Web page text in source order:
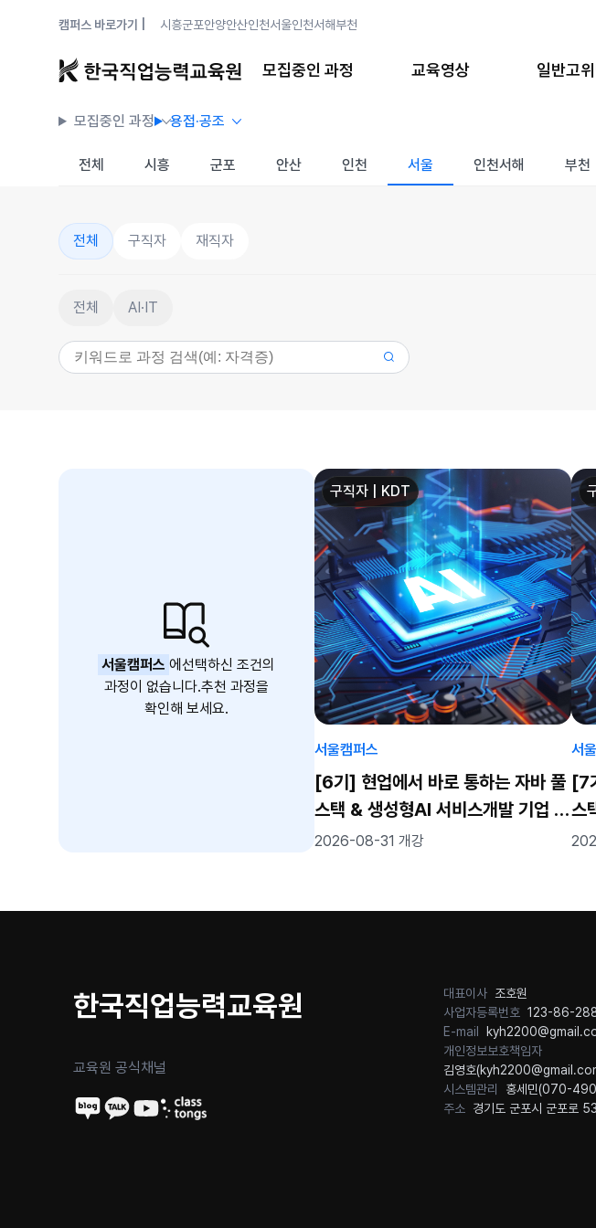
캠퍼스 바로가기 | 시흥군포안양안산인천서울인천서해부천
모집중인 과정 교육영상 일반고
모집중인 과정 용접·공조
전체 시흥 군포 안산 인천 서울 인천서해 부천
전체 구직자 재직자
전체 AI·IT
서울캠퍼스 에선택하신 조건의
과정이 없습니다.추천 과정을
확인해 보세요.
구직자 | KDT
서울캠퍼스
[6기] 현업에서 바로 통하는 자바 풀
스택 & 생성형AI 서비스개발 기업 프
로젝트 완성
2026-08-31 개강
서
[7
스
로
한국직업능력교육원
교육원 공식채널
대표이사 조호원
사업자등록번호 123-86-
E-mail
개인정보보호책임자
김영호(
시스템관리
홍세민(070-
주소 경기도 군포시 군포로